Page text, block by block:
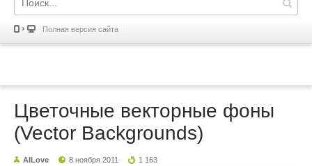
Полная версия сайта
Цветочные векторные фоны
(Vector Backgrounds)
AILove 8 ноября 2011 1 163